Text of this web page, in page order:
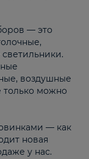
— это
воздушные
можно
— как
новая
у нас.